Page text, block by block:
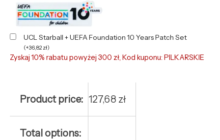
UCL Starball + UEFA Foundation 10 Years Patch Set
(+36,82 zł)
Zyskaj 10% rabatu powyżej 300 zł, Kod kuponu: PILKARSKIE
Product price: 127,68 zł
Total options: